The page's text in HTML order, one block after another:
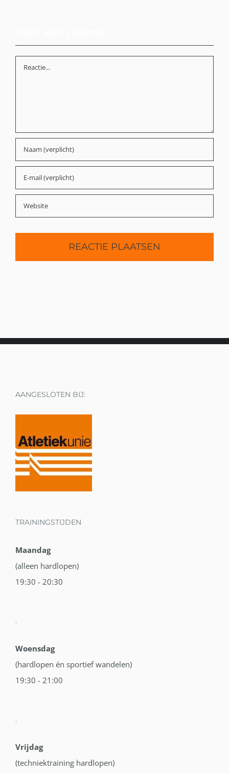
Reactie
AANGESLOTEN BIJ:
TRAININGSTIJDEN
Maandag
(alleen hardlopen)
19:30 - 20:30
.
Woensdag
(hardlopen én sportief wandelen)
19:30 - 21:00
.
Vrijdag
(techniektraining hardlopen)